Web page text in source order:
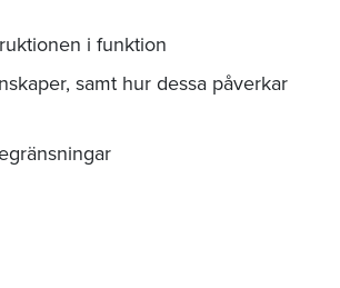
i funktion
samt hur dessa påverkar